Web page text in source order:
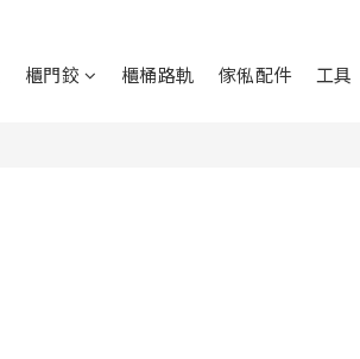
櫃門鉸 櫃桶路軌 傢俬配件 工具